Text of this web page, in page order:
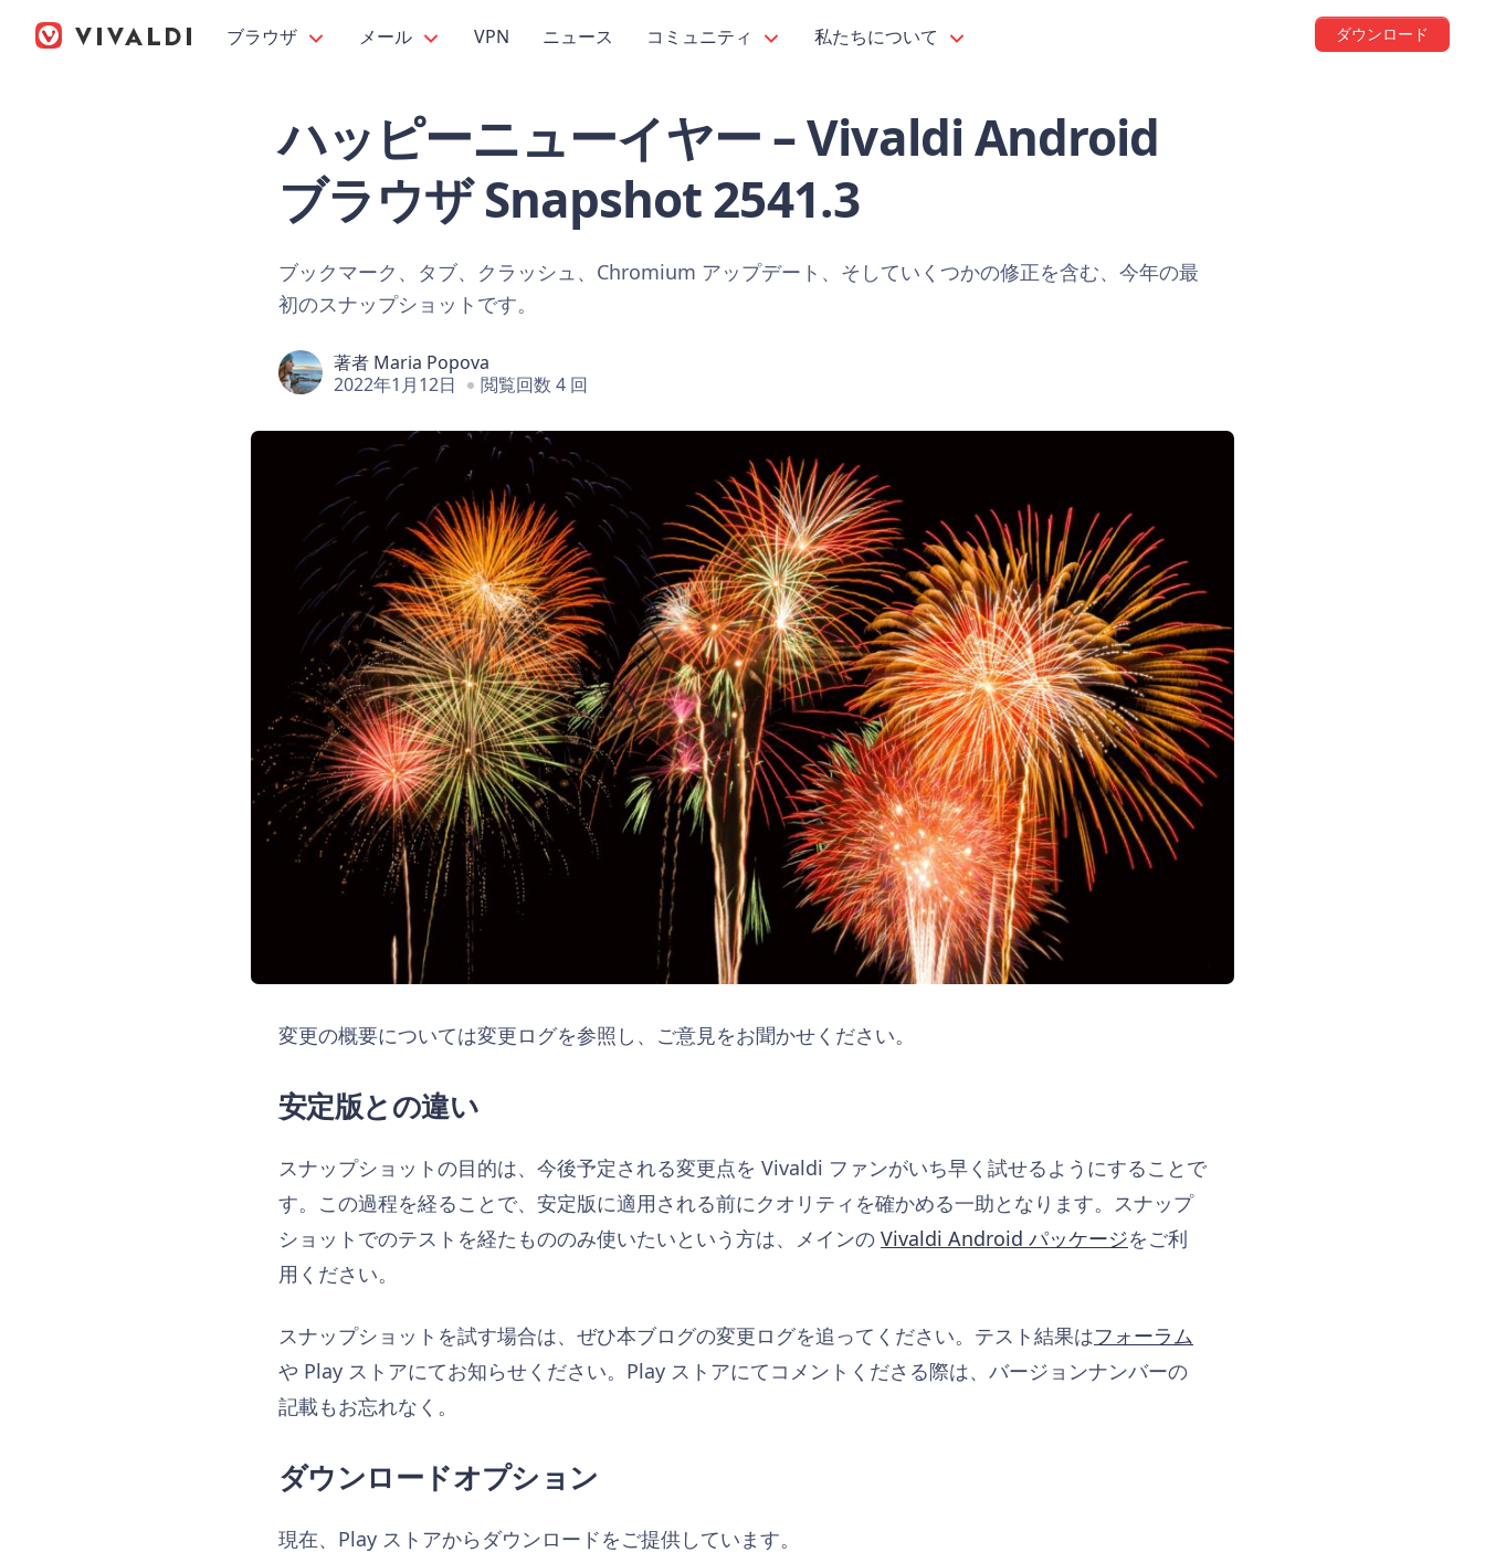
ブラウザ メール VPN ニュース コミュニティ 私たちについて ダウンロード
ハッピーニューイヤー – Vivaldi Android
ブラウザ Snapshot 2541.3
ブックマーク、タブ、クラッシュ、Chromium アップデート、そしていくつかの修正を含む、今年の最
初のスナップショットです。
著者 Maria Popova
2022年1月12日
閲覧回数 4 回
変更の概要については変更ログを参照し、ご意見をお聞かせください。
安定版との違い
スナップショットの目的は、今後予定される変更点を Vivaldi ファンがいち早く試せるようにすることで
す。この過程を経ることで、安定版に適用される前にクオリティを確かめる一助となります。スナップ
ショットでのテストを経たもののみ使いたいという方は、メインの Vivaldi Android パッケージをご利
用ください。
スナップショットを試す場合は、ぜひ本ブログの変更ログを追ってください。テスト結果はフォーラム
や Play ストアにてお知らせください。Play ストアにてコメントくださる際は、バージョンナンバーの
記載もお忘れなく。
ダウンロードオプション
現在、Play ストアからダウンロードをご提供しています。